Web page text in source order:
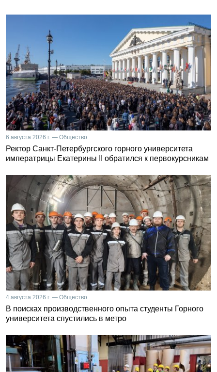
6 августа 2026 г. — Общество
Ректор Санкт-Петербургского горного университета
императрицы Екатерины II обратился к первокурсникам
4 августа 2026 г. — Общество
В поисках производственного опыта студенты Горного
университета спустились в метро